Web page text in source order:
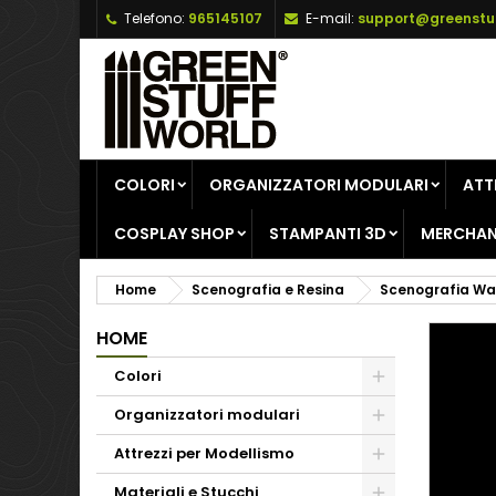
Telefono: 965145107 E-mail:
COLORI ORGANIZZATORI MODULARI
COSPLAY SHOP STAMPANTI 3D
Home Scenografia e Resina Scenografia
HOME
Colori
Organizzatori modulari
Attrezzi per Modellismo